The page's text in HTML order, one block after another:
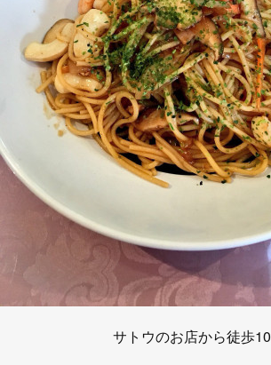
サトウのお店から徒歩